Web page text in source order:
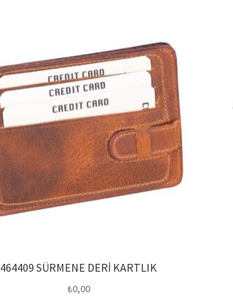
464409 SÜRMENE DERİ KARTLIK
₺0,00